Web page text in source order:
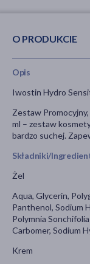
O PRODUKCIE
Opis
Iwostin Hydro
Zestaw Promocyjny,
ml – zestaw
bardzo suchej.
Składniki/
Żel
Aqua, Glycerin,
Panthenol, Sodium
Polymnia
Carbomer, Sodium
Krem